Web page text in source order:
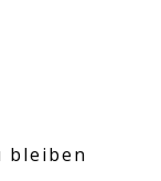
bleiben